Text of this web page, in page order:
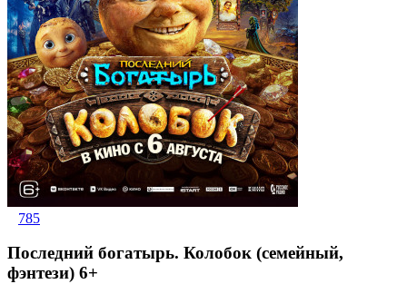
785
Последний богатырь. Колобок (семейный,
фэнтези) 6+